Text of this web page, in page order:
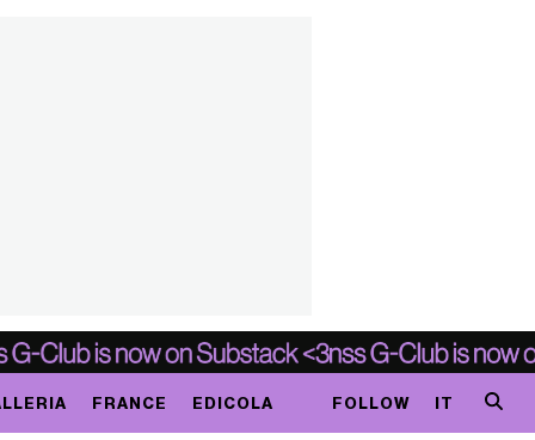
FRANCE EDICOLA FOLLOW IT